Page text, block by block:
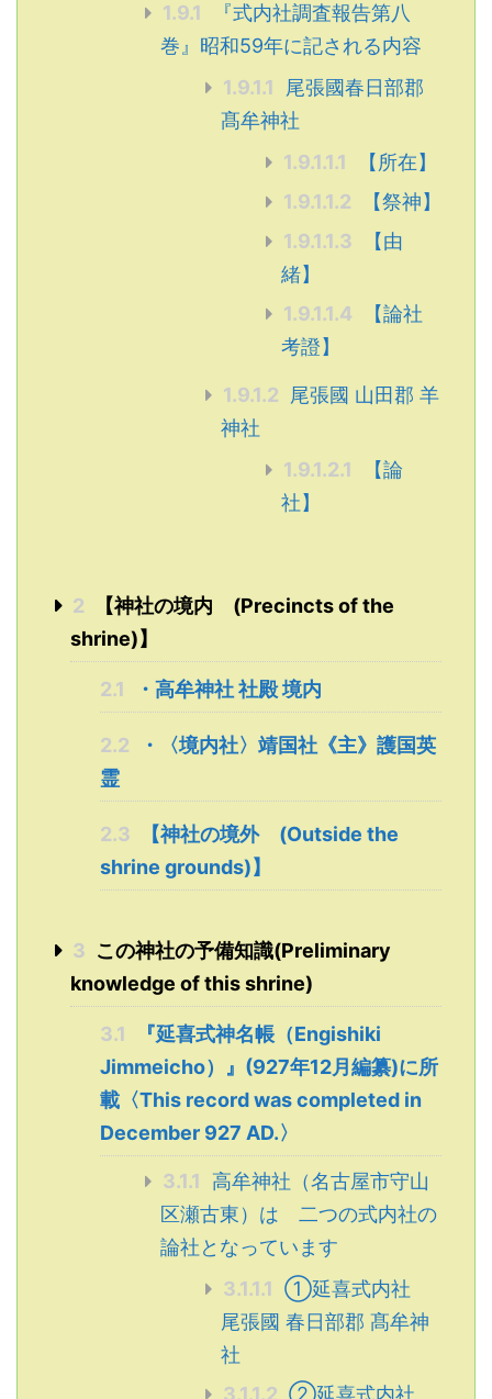
1.9.1
『式内社調査報告第八
巻』昭和59年に記される内容
1.9.1.1
尾張國春日部郡
髙牟神社
1.9.1.1.1
【所在】
1.9.1.1.2
【祭神】
1.9.1.1.3
【由
緒】
1.9.1.1.4
【論社
考證】
1.9.1.2 尾張國 山田郡 羊
神社
1.9.1.2.1
【論
社】
2
【神社の境内 (Precincts of the
shrine)】
2.1 ・高牟神社 社殿 境内
2.2
・〈境内社〉靖国社《主》護国英
霊
2.3
【神社の境外 (Outside the
shrine grounds)】
3 この神社の予備知識(Preliminary
knowledge of this shrine)
3.1
『延喜式神名帳（Engishiki
Jimmeicho）』(927年12月編纂)に所
載〈This record was completed in
December 927 AD.〉
3.1.1
高牟神社（名古屋市守山
区瀬古東）は 二つの式内社の
論社となっています
3.1.1.1
①延喜式内社
尾張國 春日部郡 髙牟神
社
3.1.1.2 ②延喜式内社